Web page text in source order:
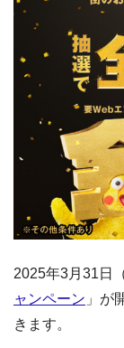
2025年3月31日
ャンペーン 」が
きます。